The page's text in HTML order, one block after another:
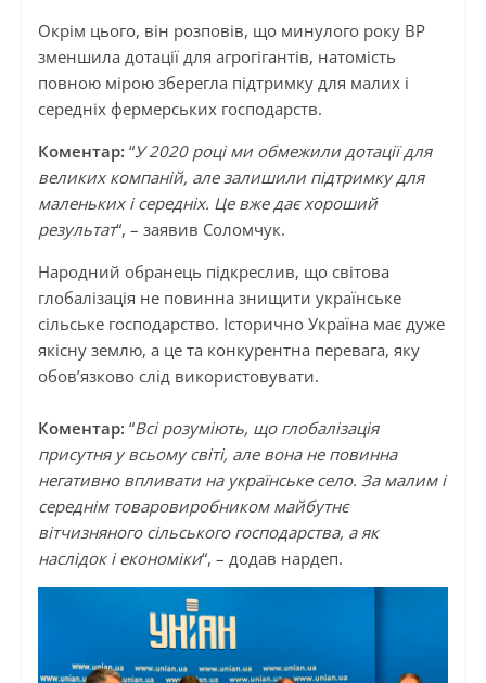
Окрім цього, він розповів, що минулого року ВР
зменшила дотації для агрогігантів, натомість
повною мірою зберегла підтримку для малих і
середніх фермерських господарств.
Коментар: “У 2020 році ми обмежили дотації для
великих компаній, але залишили підтримку для
маленьких і середніх. Це вже дає хороший
результат“, – заявив Соломчук.
Народний обранець підкреслив, що світова
глобалізація не повинна знищити українське
сільське господарство. Історично Україна має дуже
якісну землю, а це та конкурентна перевага, яку
обов’язково слід використовувати.
Коментар: “Всі розуміють, що глобалізація
присутня у всьому світі, але вона не повинна
негативно впливати на українське село. За малим і
середнім товаровиробником майбутнє
вітчизняного сільського господарства, а як
наслідок і економіки“, – додав нардеп.